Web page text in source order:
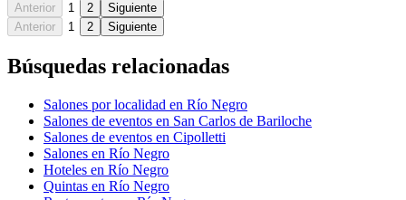
Anterior
1 2
Siguiente
Anterior
1 2 Siguiente
Búsquedas relacionadas
Salones por localidad en Río Negro
Salones de eventos en San Carlos de Bariloche
Salones de eventos en Cipolletti
Salones en Río Negro
Hoteles en Río Negro
Quintas en Río Negro